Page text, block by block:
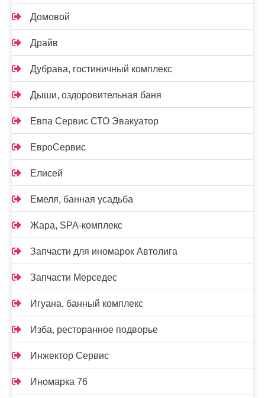
Домовой
Драйв
Дубрава, гостиничный комплекс
Дыши, оздоровительная баня
Евпа Сервис СТО Эвакуатор
ЕвроСервис
Елисей
Емеля, банная усадьба
Жара, SPA-комплекс
Запчасти для иномарок Автолига
Запчасти Мерседес
Игуана, банный комплекс
Изба, ресторанное подворье
Инжектор Сервис
Иномарка 76